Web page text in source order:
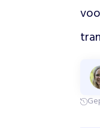
d
e
r
j
e
n